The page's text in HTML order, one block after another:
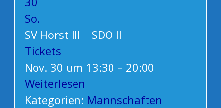
So.
SV Horst III – SDO II
Tickets
Nov. 30 um 13:30 – 20:00
Weiterlesen
Kategorien: Mannschaften